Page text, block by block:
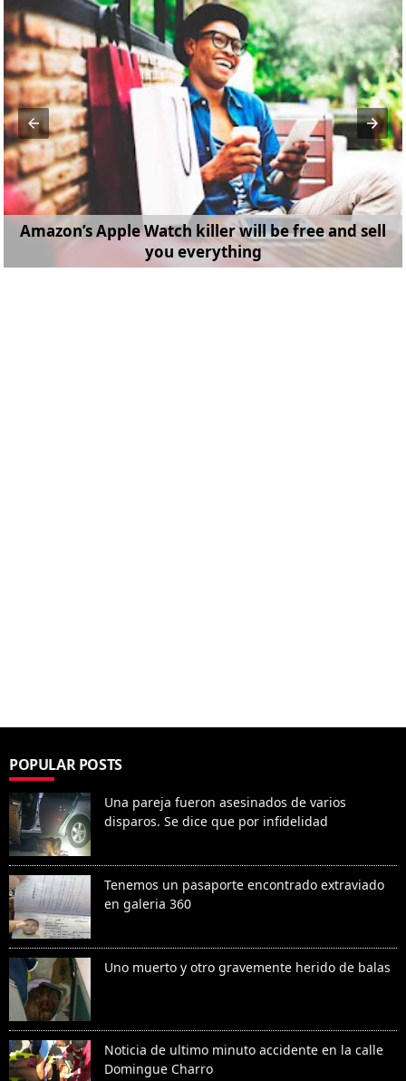
Amazon’s Apple Watch killer will be free and sell
you everything
POPULAR POSTS
Una pareja fueron asesinados de varios
disparos. Se dice que por infidelidad
Tenemos un pasaporte encontrado extraviado
en galeria 360
Uno muerto y otro gravemente herido de balas
Noticia de ultimo minuto accidente en la calle
Domingue Charro